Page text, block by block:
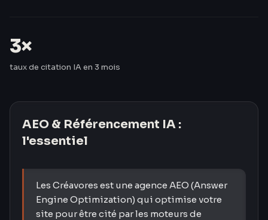
3×
taux de citation IA en 3 mois
AEO & Référencement IA :
l'essentiel
Les Créavores est une agence AEO (Answer
Engine Optimization) qui optimise votre
site pour être cité par les moteurs de